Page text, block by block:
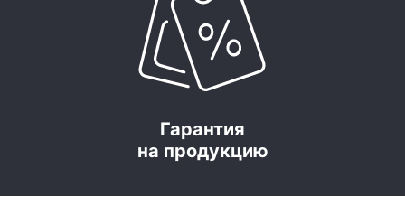
Гарантия
на продукцию